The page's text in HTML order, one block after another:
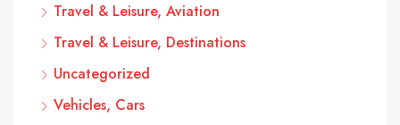
Travel & Leisure, Aviation
Travel & Leisure, Destinations
Uncategorized
Vehicles, Cars